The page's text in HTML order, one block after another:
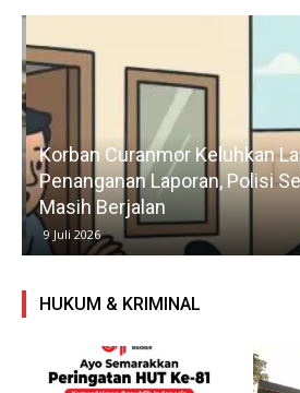
Korban Curanmor Keluhkan
Penanganan Laporan, Polisi
Masih Berjalan
9 Juli 2026
HUKUM & KRIMINAL